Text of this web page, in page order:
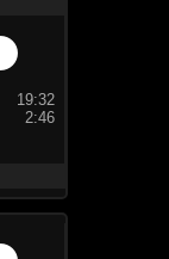
19:32
2:46